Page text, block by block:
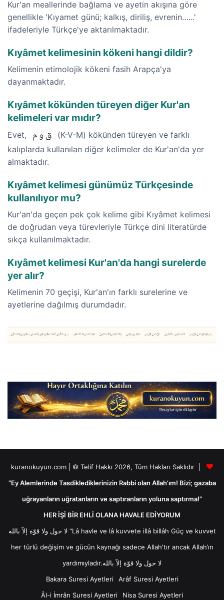
Kur'an meallerinde bağlama ve ayetin akışına göre
genellikle 'Kıyamet günü; kalkış, diriliş, evrenin…...'
ifadeleriyle Türkçe'ye aktarılmaktadır.
Kıyâmet kelimesinin kökeni hangi dildir?
Kelimenin etimolojik kökeni fasih Arapça'ya
dayanmaktadır.
Kıyâmet kökünden türeyen diğer Kur'an
kelimeleri var mıdır?
Evet, ق و م
(K-V-M) kökünden türeyen ve farklı
kalıplarda kullanılan diğer kelimeler de Kur'an'da yer
almaktadır.
Kıyâmet kelimesi günümüz Türkçesinde
kullanılıyor mu?
Kur'an'da geçen pek çok kelime gibi Kıyâmet kelimesi
de doğrudan veya türevleriyle Türkçe dini literatürde
sıkça kullanılmaktadır.
Kıyâmet kelimesi Kur'an'da hangi surelerde
yer alır?
Kelimenin 70 geçişi, Kur'an'ın farklı surelerine ve
ayetlerine dağılmış durumdadır.
kuranokuyun.com | © Telif Hakkı 2026, Tüm Hakları Saklıdır |
“Ey Alemlerinde Tasdiklediklerinizin Rabbi olan Allah’ım! Bizi; gazaba
uğrayanların uğratanların ve saptıranların yoluna saptırma!”
HER İŞİ BİR EHLİ OLANA HAVALE EDİYORUM
لا حول ولا قوّة إلاّ بالله “Lâ havle ve lâ kuvvete illâ billâh Güç ve kuvvet
her türlü değişim ve gücün kaynağı sadece Allah'tır ancak Allah’ın
yardımıyladır.لا حول ولا قوّة إلاّ بالله
Bakara Suresi Ayetleri
Arâf Suresi Ayetleri
Âl-i İmrân Suresi Ayetleri
Nisa Suresi Ayetleri